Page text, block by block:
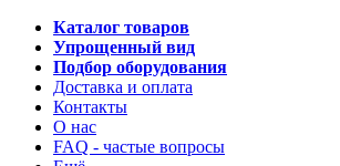
Каталог товаров
Упрощенный вид
Подбор оборудования
Доставка и оплата
Контакты
О нас
FAQ - частые вопросы